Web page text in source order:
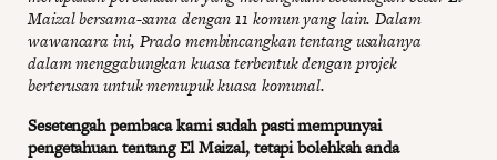
Maizal bersama-sama dengan 11 komun yang lain. Dalam
wawancara ini, Prado membincangkan tentang usahanya
dalam menggabungkan kuasa terbentuk dengan projek
berterusan untuk memupuk kuasa komunal.
Sesetengah pembaca kami sudah pasti mempunyai
pengetahuan tentang El Maizal, tetapi bolehkah anda